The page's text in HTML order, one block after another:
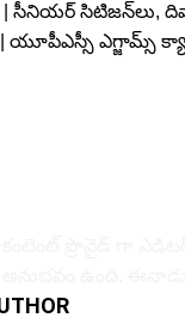
| సీనియర్ సిటిజన్‌లు,
| యూపీఎస్సీ ఎగ్జామ్స్